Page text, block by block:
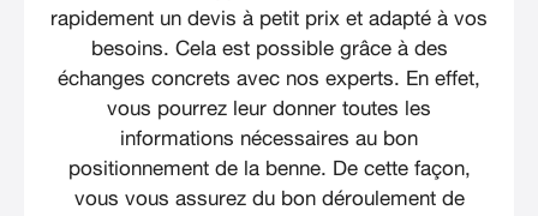
rapidement un devis à petit prix et adapté à vos
besoins. Cela est possible grâce à des
échanges concrets avec nos experts. En effet,
vous pourrez leur donner toutes les
informations nécessaires au bon
positionnement de la benne. De cette façon,
vous vous assurez du bon déroulement de